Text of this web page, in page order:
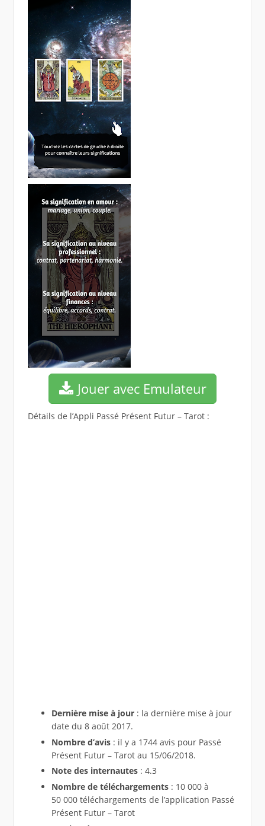
Jouer avec Emulateur
Détails de l’Appli Passé Présent Futur – Tarot :
Dernière mise à jour: la dernière mise à jour
date du 8 août 2017.
Nombre d’avis: il y a 1744 avis pour Passé
Présent Futur – Tarot au 15/06/2018.
Note des internautes: 4.3
Nombre de téléchargements : 10 000 à
50 000 téléchargements de l’application Passé
Présent Futur – Tarot